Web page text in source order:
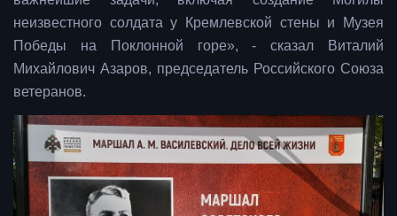
неизвестного солдата у Кремлевской стены и Музея
Победы на Поклонной горе», - сказал Виталий
Михайлович Азаров, председатель Российского Союза
ветеранов.